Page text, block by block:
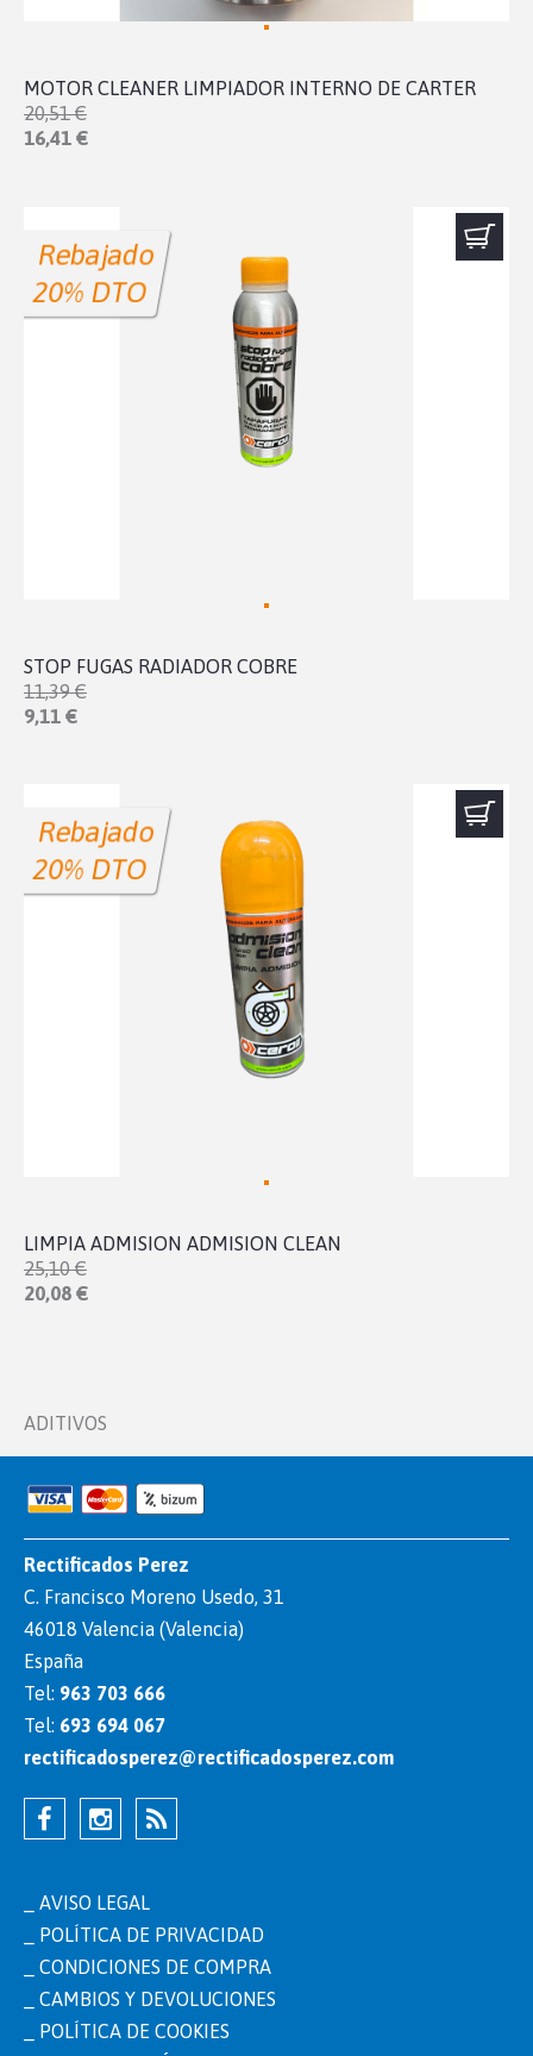
MOTOR CLEANER LIMPIADOR INTERNO DE CARTER
20,51 €
16,41 €
STOP FUGAS RADIADOR COBRE
11,39 €
9,11 €
Rebajado
20% DTO
LIMPIA ADMISION ADMISION CLEAN
25,10 €
20,08 €
Rebajado
20% DTO
ADITIVOS
Rectificados Perez
C. Francisco Moreno Usedo, 31
46018 Valencia (Valencia)
España
Tel: 963 703 666
Tel: 693 694 067
rectificadosperez@rectificadosperez.com
AVISO LEGAL
POLÍTICA DE PRIVACIDAD
CONDICIONES DE COMPRA
CAMBIOS Y DEVOLUCIONES
POLÍTICA DE COOKIES